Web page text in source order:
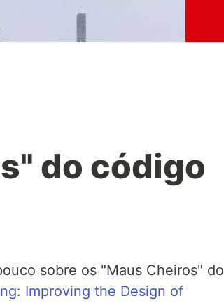
do código
sobre os "Maus Cheiros" do
Improving the Design of